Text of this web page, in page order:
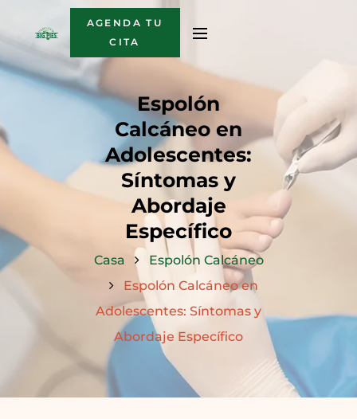
AGENDA TU
CITA
Espolón
Calcáneo en
Adolescentes:
Síntomas y
Abordaje
Específico
Casa
Espolón Calcáneo
Espolón Calcáneo en
Adolescentes: Síntomas y
Abordaje Específico